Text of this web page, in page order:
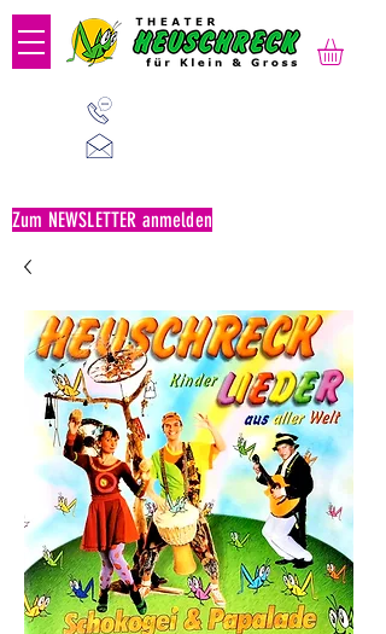
Zum NEWSLETTER anmelden